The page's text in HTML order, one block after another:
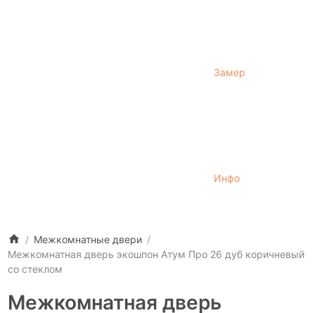
Замер
Инфо
Межкомнатные двери
Межкомнатная дверь экошпон Атум Про 26 дуб коричневый
со стеклом
Межкомнатная дверь